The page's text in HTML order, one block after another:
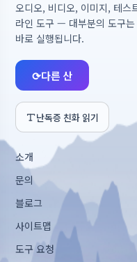
오디오, 비디오, 이미지, 테스
라인 도구 — 대부분의 도구
바로 실행됩니다.
⟳다른 산
난독증 친화 읽기
소개
문의
블로그
사이트맵
도구 요청